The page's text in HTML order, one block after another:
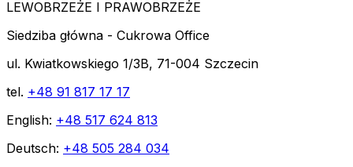
LEWOBRZEŻE I PRAWOBRZEŻE
Siedziba główna - Cukrowa Office
ul. Kwiatkowskiego 1/3B, 71-004 Szczecin
tel. +48 91 817 17 17
English: +48 517 624 813
Deutsch: +48 505 284 034